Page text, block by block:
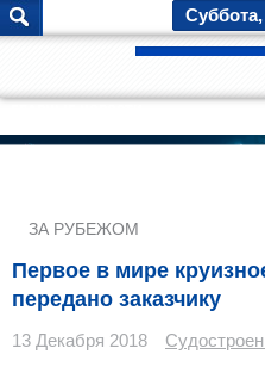
Суббота,
ЗА РУБЕЖОМ
Первое в мире
передано заказчику
13 Декабря 2018